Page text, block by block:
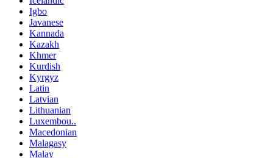
Igbo
Javanese
Kannada
Kazakh
Khmer
Kurdish
Kyrgyz
Latin
Latvian
Lithuanian
Luxembou..
Macedonian
Malagasy
Malay